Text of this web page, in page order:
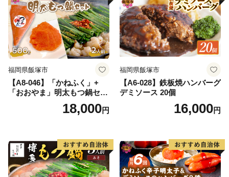
福岡県飯塚市
【A8-046】「かねふく」+
「おおやま」明太もつ鍋セッ
ト(絞って使える明太子500g
18,000円
福岡県飯塚市
【A6-028】鉄板焼ハンバーグ
デミソース 20個
16,000円